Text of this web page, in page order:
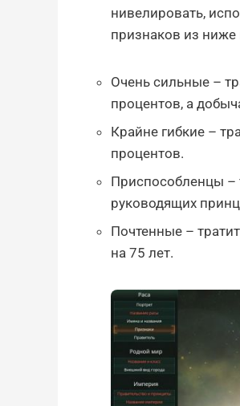
нивелировать,
признаков из ниже
Очень сильные –
процентов, а
Крайне гибкие –
процентов.
Приспособленцы –
руководящих
Почтенные –
на 75 лет.